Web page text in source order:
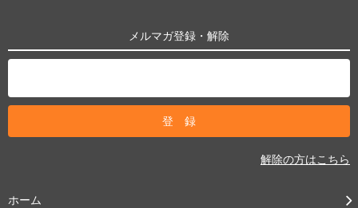
メルマガ登録・解除
解除の方はこちら
ホーム